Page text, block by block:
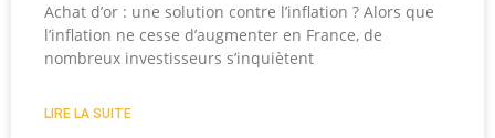
Achat d’or : une solution contre l’inflation ? Alors que
l’inflation ne cesse d’augmenter en France, de
nombreux investisseurs s’inquiètent
LIRE LA SUITE